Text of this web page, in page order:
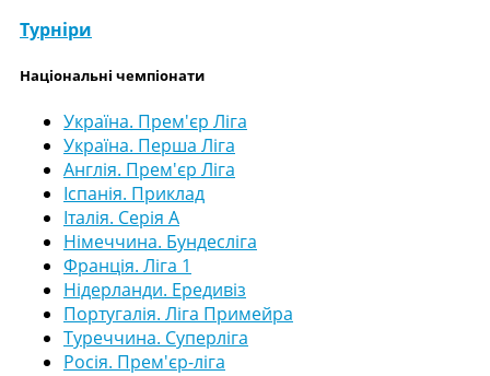
Турніри
Національні чемпіонати
Україна. Прем'єр Ліга
Україна. Перша Ліга
Англія. Прем'єр Ліга
Іспанія. Приклад
Італія. Серія А
Німеччина. Бундесліга
Франція. Ліга 1
Нідерланди. Ередивіз
Португалія. Ліга Примейра
Туреччина. Суперліга
Росія. Прем'єр-ліга